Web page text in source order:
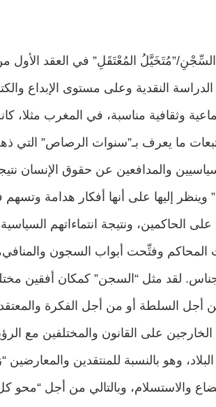
”مُتَخَيَّلُ المُعْتَقَلِ” في العقد الأول من
النقدية وعلى مستوى الإبداع
وثقافية مناسبة، في المغرب مثلا،
ما يعرف بـ”سنوات الرصاص” التي
والمدافعين عن حقوق الإنسان
وينظر إليها على أنها أفكار هدامة
الحاكمين، ونتيجة انتماءاتهم
المحاكم وفتِّحت أبواب السجون
لقد مثل “السجن” كمكان أفقين
أجل السلطة أو من أجل الفكرة
الخارجين على القانون والمختلفين مع
وهو بالنسبة للمنتقدين والمعارضين
والاستسلام، وبالتالي من أجل “محو